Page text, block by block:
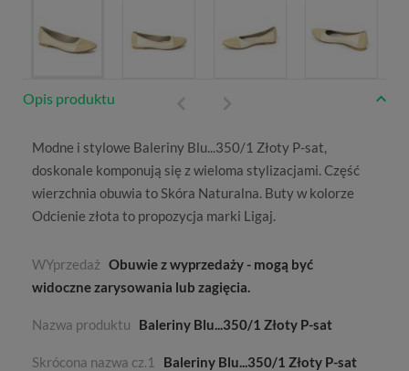
Opis produktu
Modne i stylowe Baleriny Blu...350/1 Złoty P-sat,
doskonale komponują się z wieloma stylizacjami. Część
wierzchnia obuwia toSkóra Naturalna. Buty w kolorze
Odcienie złota to propozycja marki Ligaj.
WYprzedaż Obuwie z wyprzedaży - mogą być
widoczne zarysowania lub zagięcia.
Nazwa produktu Baleriny Blu...350/1 Złoty P-sat
Skrócona nazwa cz.1 Baleriny Blu...350/1 Złoty P-sat